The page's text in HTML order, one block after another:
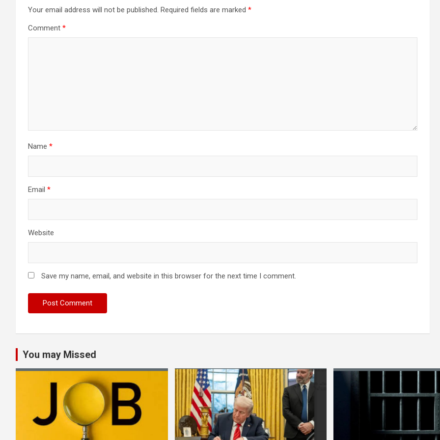
Your email address will not be published. Required fields are marked *
Comment *
Name *
Email *
Website
Save my name, email, and website in this browser for the next time I comment.
You may Missed